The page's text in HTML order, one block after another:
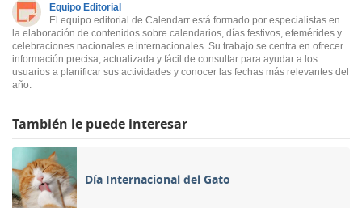
Equipo Editorial
El equipo editorial de Calendarr está formado por especialistas en
la elaboración de contenidos sobre calendarios, días festivos, efemérides y
celebraciones nacionales e internacionales. Su trabajo se centra en ofrecer
información precisa, actualizada y fácil de consultar para ayudar a los
usuarios a planificar sus actividades y conocer las fechas más relevantes del
año.
También le puede interesar
Día Internacional del Gato